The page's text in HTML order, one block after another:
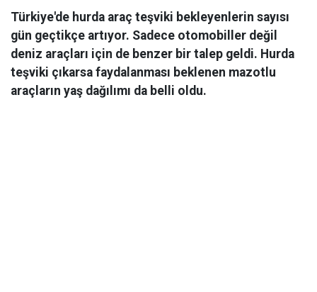
Türkiye'de hurda araç teşviki bekleyenlerin sayısı
gün geçtikçe artıyor. Sadece otomobiller değil
deniz araçları için de benzer bir talep geldi. Hurda
teşviki çıkarsa faydalanması beklenen mazotlu
araçların yaş dağılımı da belli oldu.